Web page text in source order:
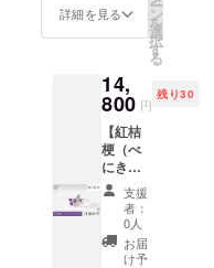
ア
×2pc ■
サイ
ズ：1～
30号か
ら選択
（オプ
ション
で必ず
選択く
ださ
い） ※
グ） ■
天然
石：ラ
ダーカ
ルセド
ニー
4mm×1
pc
シーブ
ルーカ
ルセド
ニー
詳細を見る ー
ン
を
選
択
す
る
14,
800 円
残り30
【紅桔
梗（べ
にき
きょ
う）】
あじさ
いリン
支援
者：
0人
お届
け予